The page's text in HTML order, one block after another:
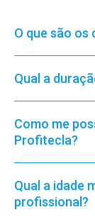
O que são
Qual a
Como me
Profitecla?
Qual a idade
profissional?